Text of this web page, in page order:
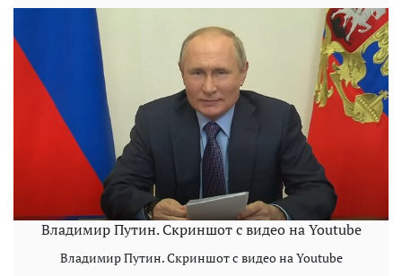
Владимир Путин. Скриншот с видео на Youtube
Владимир Путин. Скриншот с видео на Youtube